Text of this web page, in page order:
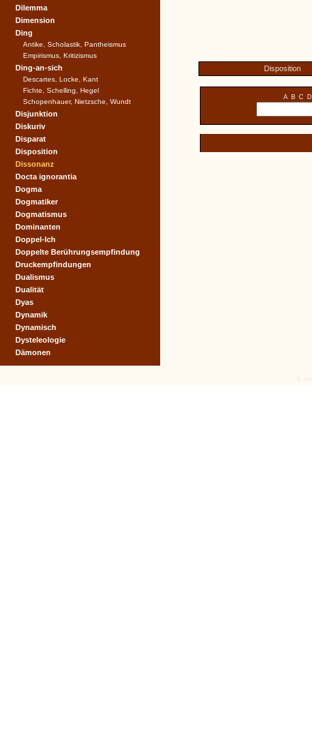
Disposition
A B C D
Dilemma
Dimension
Ding
Antike, Scholastik, Pantheismus
Empirismus, Kritizismus
Ding-an-sich
Descartes, Locke, Kant
Fichte, Schelling, Hegel
Schopenhauer, Nietzsche, Wundt
Disjunktion
Diskuriv
Disparat
Disposition
Dissonanz
Docta ignorantia
Dogma
Dogmatiker
Dogmatismus
Dominanten
Doppel-Ich
Doppelte Berührungsempfindung
Druckempfindungen
Dualismus
Dualität
Dyas
Dynamik
Dynamisch
Dysteleologie
Dämonen